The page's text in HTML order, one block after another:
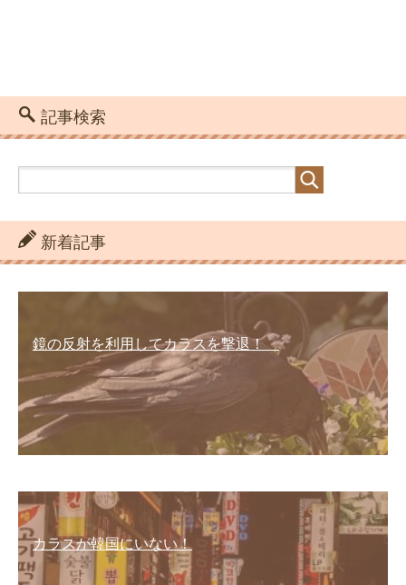
記事検索
新着記事
鏡の反射を利用してカラスを撃退！
カラスが韓国にいない！